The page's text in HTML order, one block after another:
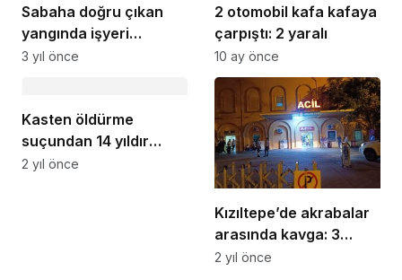
Sabaha doğru çıkan
yangında işyeri
tamamen yandı
3 yıl önce
2 otomobil kafa kafaya
çarpıştı: 2 yaralı
10 ay önce
Kasten öldürme
suçundan 14 yıldır
aranan şahıs yakalandı
2 yıl önce
Kızıltepe’de akrabalar
arasında kavga: 3
yaralı
2 yıl önce